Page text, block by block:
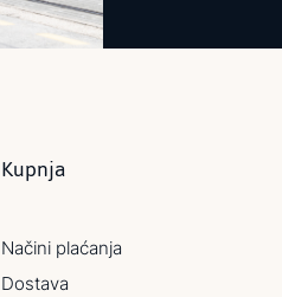
Kupnja
Načini plaćanja
Dostava